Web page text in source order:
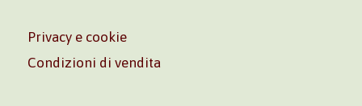
Privacy e cookie
Condizioni di vendita